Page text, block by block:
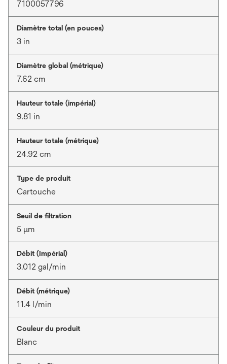
7100057796
Diamètre total (en pouces)
3 in
Diamètre global (métrique)
7.62 cm
Hauteur totale (impérial)
9.81 in
Hauteur totale (métrique)
24.92 cm
Type de produit
Cartouche
Seuil de filtration
5 μm
Débit (Impérial)
3.012 gal/min
Débit (métrique)
11.4 l/min
Couleur du produit
Blanc